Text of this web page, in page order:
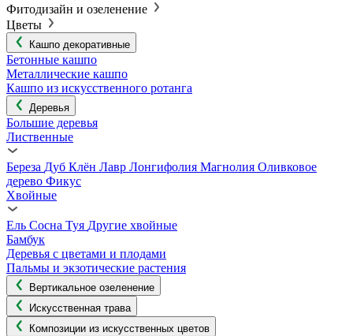
Фитодизайн и озеленение
Цветы
Кашпо декоративные
Бетонные кашпо
Металлические кашпо
Кашпо из искусственного ротанга
Деревья
Большие деревья
Лиственные
Береза Дуб Клён Лавр Лонгифолия Магнолия Оливковое
дерево Фикус
Хвойные
Ель Сосна Туя Другие хвойные
Бамбук
Деревья с цветами и плодами
Пальмы и экзотические растения
Вертикальное озеленение
Искусственная трава
Композиции из искусственных цветов